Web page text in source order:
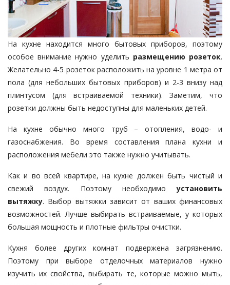
На кухне находится много бытовых приборов, поэтому
особое внимание нужно уделить размещению розеток.
Желательно 4-5 розеток расположить на уровне 1 метра от
пола (для небольших бытовых приборов) и 2-3 внизу над
плинтусом (для встраиваемой техники). Заметим, что
розетки должны быть недоступны для маленьких детей.
На кухне обычно много труб – отопления, водо- и
газоснабжения. Во время составления плана кухни и
расположения мебели это также нужно учитывать.
Как и во всей квартире, на кухне должен быть чистый и
свежий воздух. Поэтому необходимоустановить
вытяжку. Выбор вытяжки зависит от ваших финансовых
возможностей. Лучше выбирать встраиваемые, у которых
большая мощность и плотные фильтры очистки.
Кухня более других комнат подвержена загрязнению.
Поэтому при выборе отделочных материалов нужно
изучить их свойства, выбирать те, которые можно мыть,